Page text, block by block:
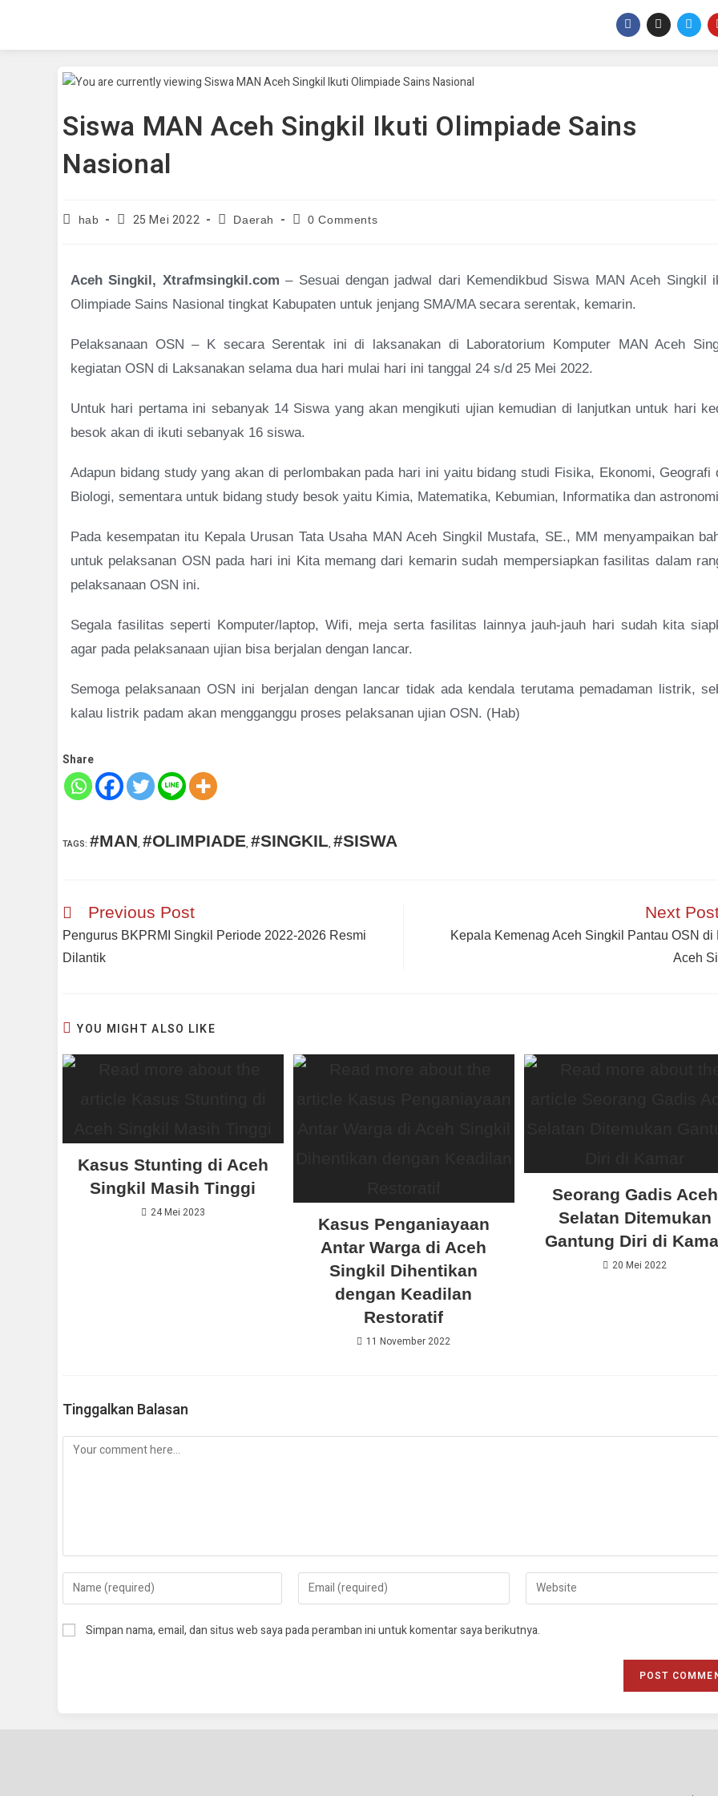
Siswa MAN Aceh Singkil Ikuti Olimpiade Sains
Nasional
hab 25 Mei 2022 Daerah 0 Comments
Aceh Singkil, Xtrafmsingkil.com – Sesuai dengan jadwal dari Kemendikbud Siswa MAN Aceh Singkil
Olimpiade Sains Nasional tingkat Kabupaten untuk jenjang SMA/MA secara serentak, kemarin.
Pelaksanaan OSN – K secara Serentak ini di laksanakan di Laboratorium Komputer MAN Aceh
kegiatan OSN di Laksanakan selama dua hari mulai hari ini tanggal 24 s/d 25 Mei 2022.
Untuk hari pertama ini sebanyak 14 Siswa yang akan mengikuti ujian kemudian di lanjutkan untuk hari
besok akan di ikuti sebanyak 16 siswa.
Adapun bidang study yang akan di perlombakan pada hari ini yaitu bidang studi Fisika, Ekonomi, Geografi
Biologi, sementara untuk bidang study besok yaitu Kimia, Matematika, Kebumian, Informatika dan
Pada kesempatan itu Kepala Urusan Tata Usaha MAN Aceh Singkil Mustafa, SE., MM menyampaikan
untuk pelaksanan OSN pada hari ini Kita memang dari kemarin sudah mempersiapkan fasilitas dalam
pelaksanaan OSN ini.
Segala fasilitas seperti Komputer/laptop, Wifi, meja serta fasilitas lainnya jauh-jauh hari sudah kita
agar pada pelaksanaan ujian bisa berjalan dengan lancar.
Semoga pelaksanaan OSN ini berjalan dengan lancar tidak ada kendala terutama pemadaman listrik,
kalau listrik padam akan mengganggu proses pelaksanan ujian OSN. (Hab)
Share
TAGS: #MAN, #OLIMPIADE, #SINGKIL, #SISWA
Previous Post
Pengurus BKPRMI Singkil Periode 2022-2026 Resmi
Dilantik
Next
Kepala Kemenag Aceh Singkil Pantau OSN di
Aceh
YOU MIGHT ALSO LIKE
Kasus Stunting di Aceh
Singkil Masih Tinggi
24 Mei 2023
Kasus Penganiayaan
Antar Warga di Aceh
Singkil Dihentikan
dengan Keadilan
Restoratif
11 November 2022
Seorang Gadis Aceh
Selatan Ditemukan
Gantung Diri di
20 Mei 2022
Tinggalkan Balasan
Simpan nama, email, dan situs web saya pada peramban ini untuk komentar saya berikutnya.